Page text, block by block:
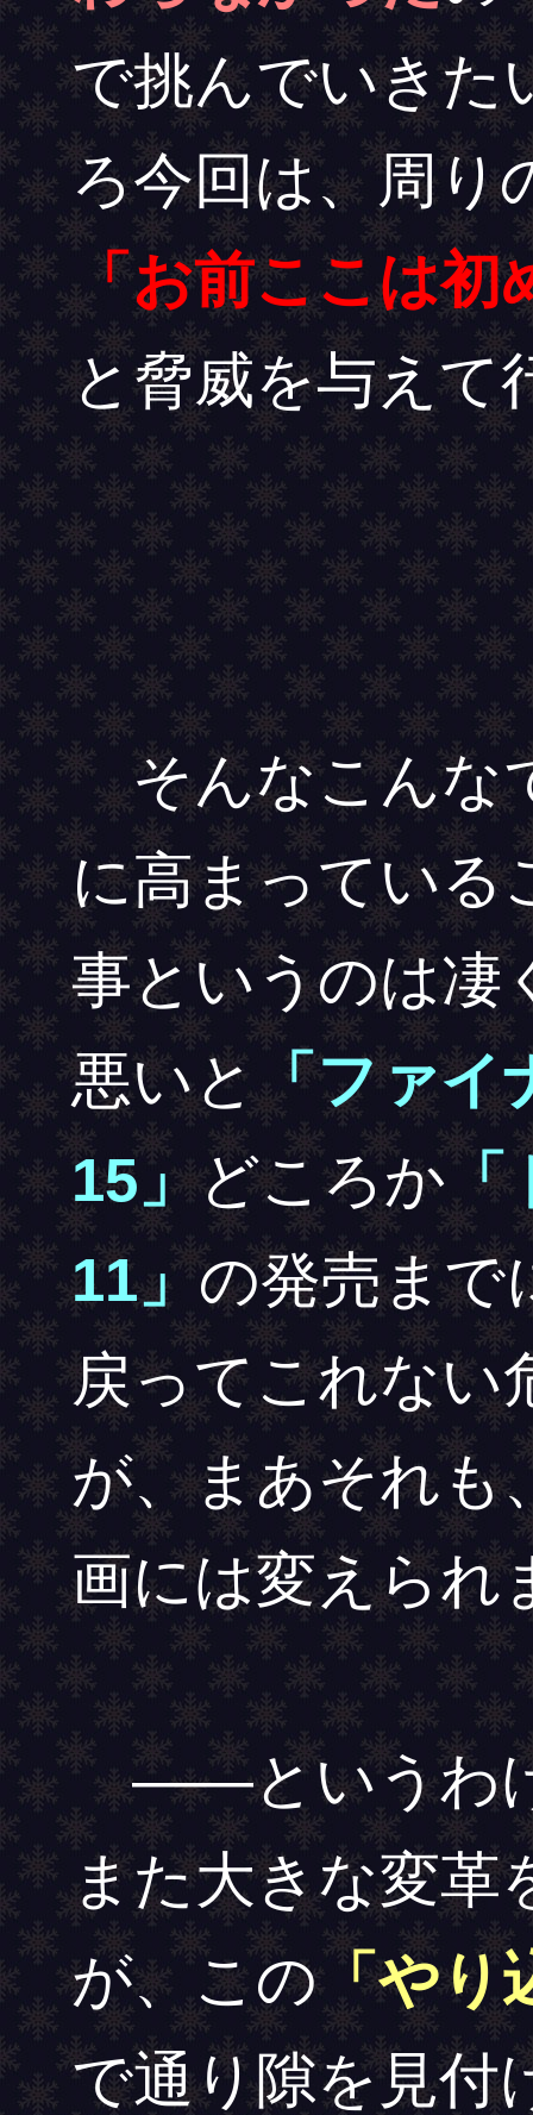
で挑んでいきた
ろ今回は、周り
「お前ここは初
と脅威を与えて
そんなこんな
に高まっている
事というのは凄
悪いと「ファイ
15」どころか「
11」の発売まで
戻ってこれない
が、まあそれも
画には変えられ
――というわけ
また大きな変革
が、この「やり
で通り隙を見付